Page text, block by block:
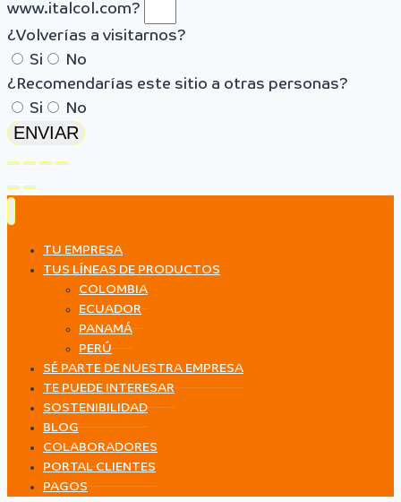
www.italcol.com?
¿Volverías a visitarnos?
Si
No
¿Recomendarías este sitio a otras personas?
Si
No
ENVIAR
TU EMPRESA
TUS LÍNEAS DE PRODUCTOS
COLOMBIA
ECUADOR
PANAMÁ
PERÚ
SÉ PARTE DE NUESTRA EMPRESA
TE PUEDE INTERESAR
SOSTENIBILIDAD
BLOG
COLABORADORES
PORTAL CLIENTES
PAGOS